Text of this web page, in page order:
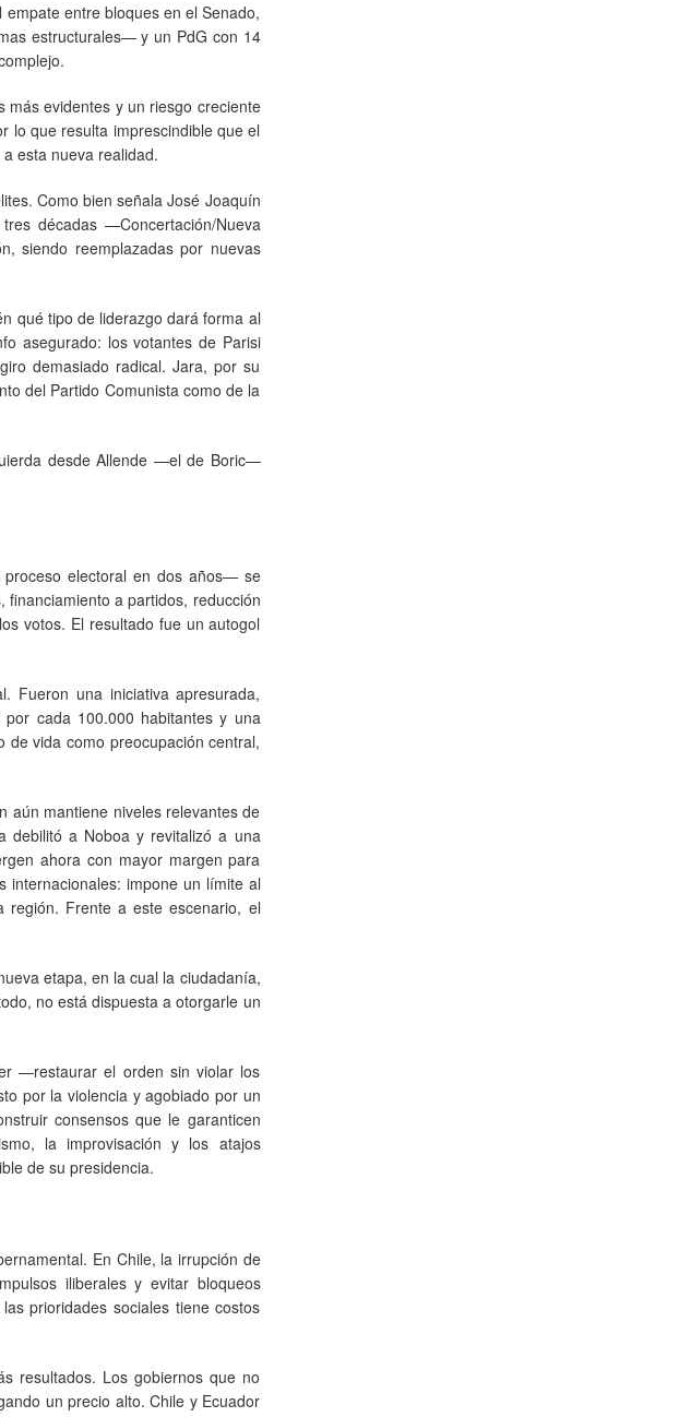
entre bloques en el Senado,
estructurales— y un PdG con 14
más evidentes y un riesgo creciente
lo que resulta imprescindible que el
esta nueva realidad.
Como bien señala José Joaquín
décadas —Concertación/Nueva
siendo reemplazadas por nuevas
qué tipo de liderazgo dará forma al
asegurado: los votantes de Parisi
demasiado radical. Jara, por su
del Partido Comunista como de la
desde Allende —el de Boric—
electoral en dos años— se
a partidos, reducción
votos. El resultado fue un autogol
Fueron una iniciativa apresurada,
cada 100.000 habitantes y una
vida como preocupación central,
aún mantiene niveles relevantes de
debilitó a Noboa y revitalizó a una
ahora con mayor margen para
internacionales: impone un límite al
región. Frente a este escenario, el
etapa, en la cual la ciudadanía,
no está dispuesta a otorgarle un
—restaurar el orden sin violar los
por la violencia y agobiado por un
consensos que le garanticen
la improvisación y los atajos
de su presidencia.
En Chile, la irrupción de
iliberales y evitar bloqueos
prioridades sociales tiene costos
resultados. Los gobiernos que no
un precio alto. Chile y Ecuador